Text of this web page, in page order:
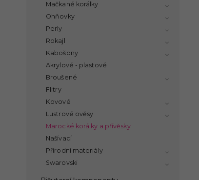
Mačkané korálky
Ohňovky
Perly
Rokajl
Kabošony
Akrylové - plastové
Broušené
Flitry
Kovové
Lustrové ověsy
Marocké korálky a přívěsky
Našívací
Přírodní materiály
Swarovski